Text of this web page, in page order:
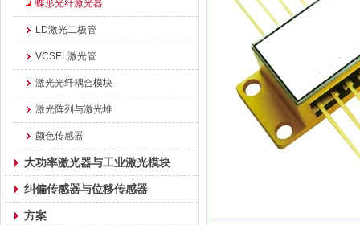
蝶形光纤激光器
LD激光二极管
VCSEL激光管
激光光纤耦合模块
激光阵列与激光堆
颜色传感器
大功率激光器与工业激光模块
纠偏传感器与位移传感器
方案